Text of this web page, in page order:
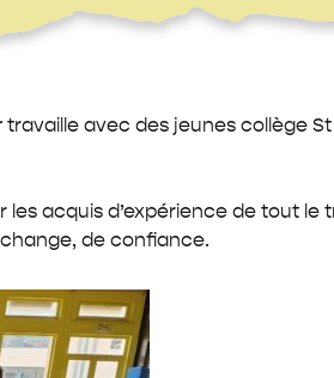
Les
Explorateurs
travaille avec des jeunes collège
acquis d’expérience de tout
de confiance.